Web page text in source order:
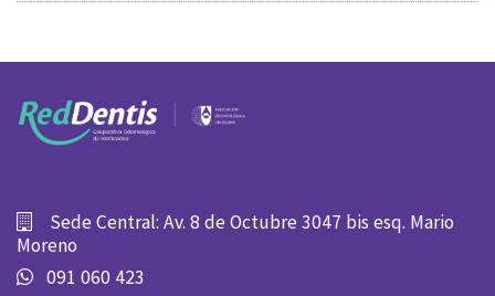
Sede Central: Av. 8 de Octubre 3047 bis esq. Mario
Moreno
091 060 423